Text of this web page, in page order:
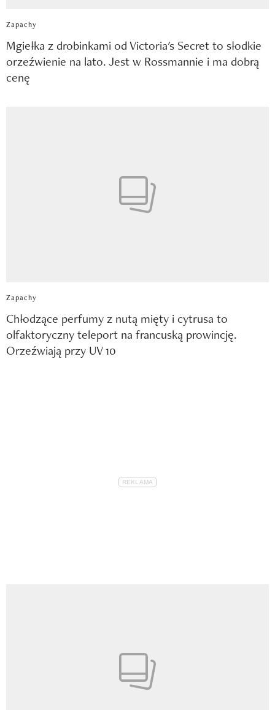
Zapachy
Mgiełka z drobinkami od Victoria's Secret to słodkie
orzeźwienie na lato. Jest w Rossmannie i ma dobrą
cenę
Zapachy
Chłodzące perfumy z nutą mięty i cytrusa to
olfaktoryczny teleport na francuską prowincję.
Orzeźwiają przy UV 10